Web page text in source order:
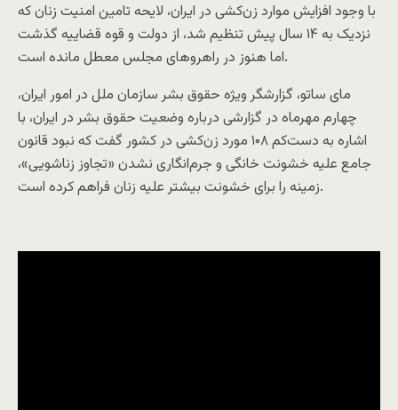
با وجود افزایش موارد زن‌کشی در ایران، لایحه تامین امنیت زنان که
نزدیک به ۱۴ سال پیش تنظیم شد، از دولت و قوه‌ قضاییه گذشت
اما هنوز در راهروهای مجلس معطل مانده است.
مای‌ ساتو، گزارشگر ویژه حقوق بشر سازمان ملل در امور ایران،
چهارم مهرماه در گزارشی درباره وضعیت حقوق بشر در ایران، با
اشاره به دست‌کم ۱۰۸ مورد زن‌کشی در کشور گفت که نبود قانون
جامع علیه خشونت خانگی و جرم‌انگاری نشدن «تجاوز زناشویی»،
زمینه را برای خشونت بیشتر علیه زنان فراهم کرده است.